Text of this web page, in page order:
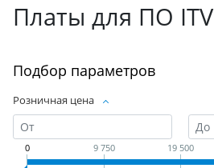
Платы для ПО ITV
Подбор параметров
Розничная цена
0 9 750 19 500